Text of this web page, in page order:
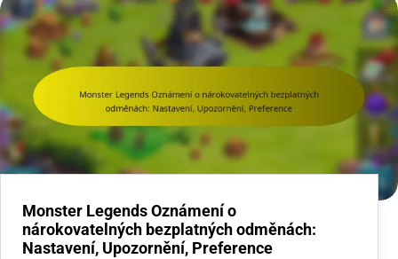
Monster Legends Oznámení o
nárokovatelných bezplatných odměnách:
Nastavení, Upozornění, Preference